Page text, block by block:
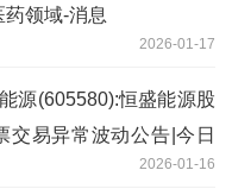
药领域-消息
2026-01-17
源(605580):恒盛能源股
交易异常波动公告|今日
2026-01-16